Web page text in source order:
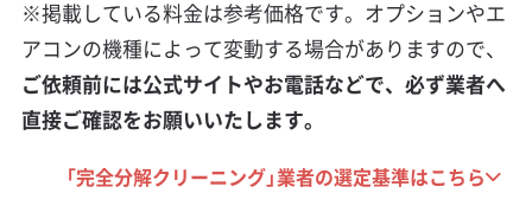
これらの駅周辺はコインパーキングの料金が高
めの傾向があり、場所によっては最大料金の設
定がないこともあります。作業が長引くと駐車
料金だけで数千円が追加で請求されることもあ
※掲載している料金は参考価格です。オプションやエ
アコンの機種によって変動する場合がありますので、
ご依頼前には公式サイトやお電話などで、必ず業者へ
直接ご確認をお願いいたします。
「完全分解クリーニング」業者の選定基準はこちら